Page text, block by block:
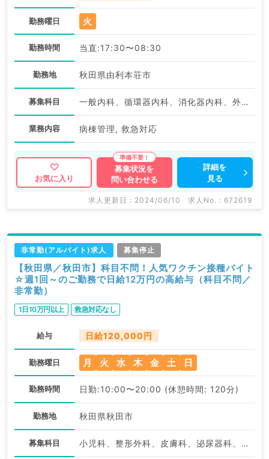
勤務曜日 火
勤務時間 当直:17:30〜08:30
勤務地 秋田県由利本荘市
募集科目 一般内科、循環器内科、消化器内科、外科系全般、一般外科、消化器外科、科目不問
業務内容 病棟管理, 救急対応
お気に入り
募集状況を
問い合わせる
詳細を
見る
求人更新日 : 2024/06/10 求人No. : 672619
非常勤(アルバイト)求人 募集停止
【秋田県／秋田市】科目不問！人気ワクチン接種バイト
☆週1回～のご勤務で日給12万円の高給与（科目不問／
非常勤）
1日10万円以上 救急対応なし
給与 日給120,000円
勤務曜日 月 火 水 木 金 土 日
勤務時間 日勤:10:00〜20:00 (休憩時間: 120分)
勤務地 秋田県秋田市
募集科目 小児科、整形外科、皮膚科、泌尿器科、婦人科、眼科、耳鼻咽喉科、一般内科、循環器内科、呼吸器内科、消化器内科、老年内科、外科系全般、一般外科、消化器外科、科目不問